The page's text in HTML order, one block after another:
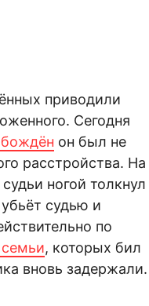
приводили
Сегодня
он был не
расстройства. На
ногой толкнул
судью и
по
, которых бил
вновь задержали.